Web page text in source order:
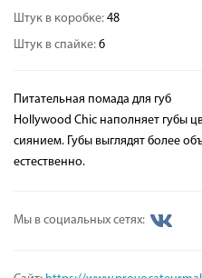
Штук в коробке: 48
Штук в спайке: 6
Питательная помада для губ
Hollywood Chic наполняет губы
сиянием. Губы выглядят более
естественно.
Мы в социальных сетях: